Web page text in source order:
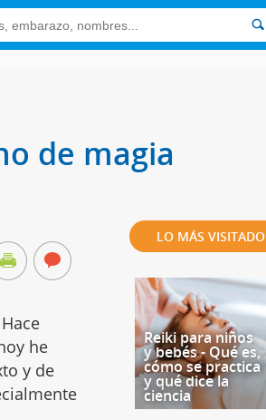
de magia
he
y de
LO MÁS VISITADO
Reiki para niños
y bebés - Qué es,
cómo se practica
y qué dice la
ciencia